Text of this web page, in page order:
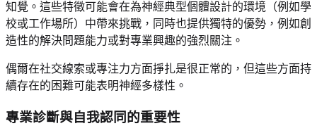
知覺。這些特徵可能會在為神經典型個體設計的環境（例如學
校或工作場所）中帶來挑戰，同時也提供獨特的優勢，例如創
造性的解決問題能力或對專業興趣的強烈關注。
偶爾在社交線索或專注力方面掙扎是很正常的，但這些方面持
續存在的困難可能表明神經多樣性。
專業診斷與自我認同的重要性